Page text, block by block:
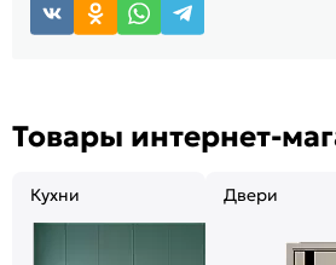
Товары интернет-
Кухни Двери